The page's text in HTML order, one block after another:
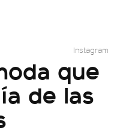
Instagram
que
de las